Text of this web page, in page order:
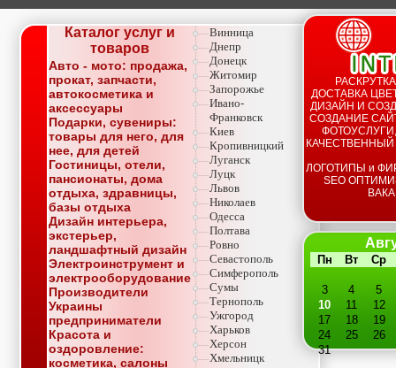
Каталог услуг и
товаров
Авто - мото: продажа,
прокат, запчасти,
автокосметика и
аксессуары
Подарки, сувениры:
товары для него, для
нее, для детей
Гостиницы, отели,
пансионаты, дома
отдыха, здравницы,
базы отдыха
Дизайн интерьера,
экстерьер,
ландшафтный дизайн
Электроинструмент и
электрооборудование
Производители
Украины
предприниматели
Красота и
оздоровление:
косметика, салоны
Винница
Днепр
Донецк
Житомир
Запорожье
Ивано-
Франковск
Киев
Кропивницкий
Луганск
Луцк
Львов
Николаев
Одесса
Полтава
Ровно
Севастополь
Симферополь
Сумы
Тернополь
Ужгород
Харьков
Херсон
Хмельницк
ДОСТАВКА
ДИЗАЙН И
СОЗДАНИЕ
ЛОГОТИПЫ и
SEO
Пн Вт Ср
3 4
5
10
11
12
17
18
19
24
25
26
31